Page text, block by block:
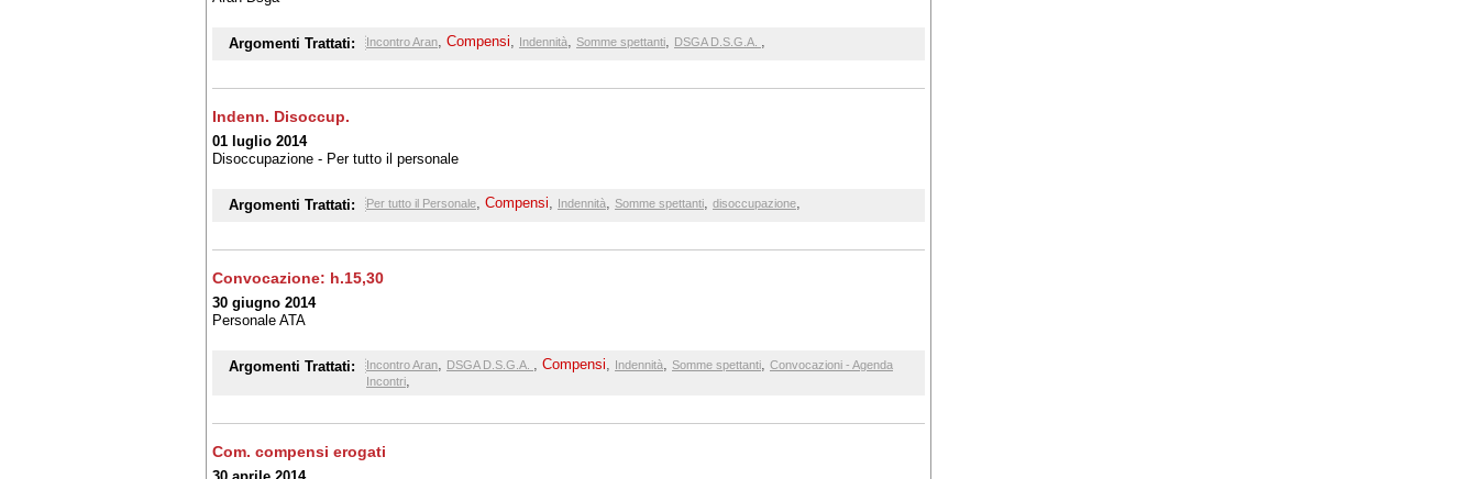
Argomenti Trattati: Incontro Aran, Compensi, Indennità, Somme spettanti, DSGA D.S.G.A. ,
Indenn. Disoccup.
01 luglio 2014
Disoccupazione - Per tutto il personale
Argomenti Trattati: Per tutto il Personale, Compensi, Indennità, Somme spettanti, disoccupazione,
Convocazione: h.15,30
30 giugno 2014
Personale ATA
Argomenti Trattati: Incontro Aran, DSGA D.S.G.A. , Compensi, Indennità, Somme spettanti, Convocazioni - Agenda
Incontri,
Com. compensi erogati